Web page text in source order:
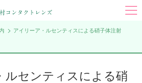
アイリーア・ルセンティスによる硝子体注射
ルセンティスによる硝